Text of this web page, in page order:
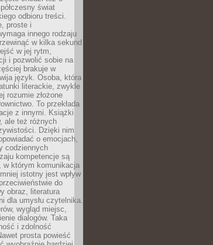
świat
odbioru treści.
proste i
innego rodzaju
w kilka sekund
w jej rytm,
i pozwolić sobie na
brakuje w
język. Osoba, która
literackie, zwykle
rozumie złożone
To przekłada
z innymi. Książki
ale też różnych
Dzięki nim
o emocjach,
codziennych
kompetencje są
w którym komunikacja
istotny jest wpływ
do
obraz, literatura
dla umysłu czytelnika.
wygląd miejsc,
dialogów. Taka
i zdolność
prosta powieść